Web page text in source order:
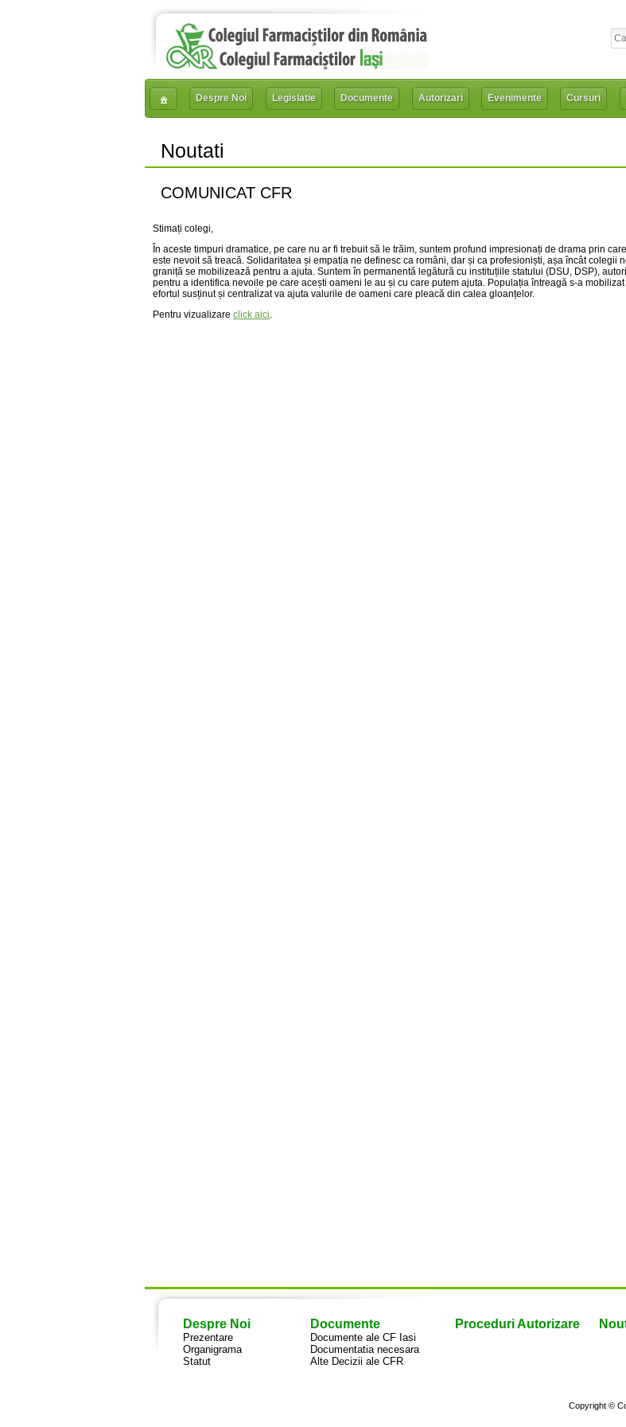
Despre Noi Legislatie Documente Autorizari Evenimente Cursuri
Noutati
COMUNICAT CFR
Stimați colegi,
În aceste timpuri dramatice, pe care nu ar fi trebuit să le trăim, suntem profund impresionați de drama prin
este nevoit să treacă. Solidaritatea și empatia ne definesc ca români, dar și ca profesioniști, așa încât colegii
graniță se mobilizează pentru a ajuta. Suntem în permanentă legătură cu instituțiile statului (DSU, DSP),
pentru a identifica nevoile pe care acești oameni le au și cu care putem ajuta. Populația întreagă s-a
efortul susținut și centralizat va ajuta valurile de oameni care pleacă din calea gloanțelor.
Pentru vizualizare click aici.
Despre Noi
Prezentare
Organigrama
Statut
Documente Proceduri Autorizare
Documente ale CF Iasi
Documentatia necesara
Alte Decizii ale CFR
Copyright ©